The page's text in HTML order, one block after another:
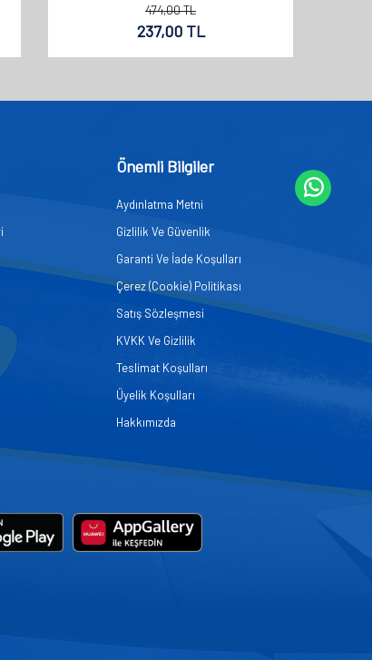
474,00TL
237,00TL
Önemli Bilgiler
Aydınlatma Metni
Gizlilik Ve Güvenlik
Garanti Ve İade Koşulları
Çerez (Cookie) Politikası
Satış Sözleşmesi
KVKK Ve Gizlilik
Teslimat Koşulları
Üyelik Koşulları
Hakkımızda